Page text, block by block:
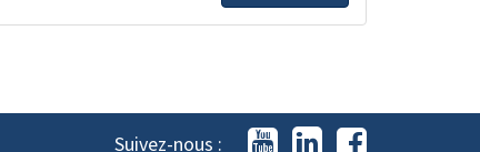
Suivez-nous :